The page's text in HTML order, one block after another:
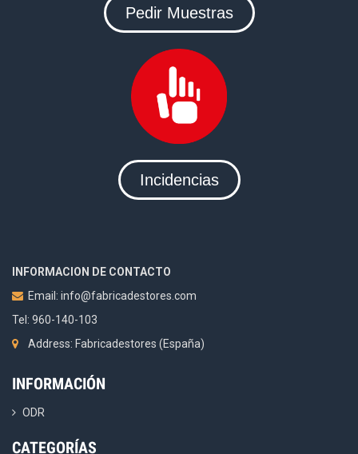
Pedir Muestras
Incidencias
INFORMACION DE CONTACTO
Email: info@fabricadestores.com
Tel: 960-140-103
Address: Fabricadestores (España)
INFORMACIÓN
ODR
CATEGORÍAS